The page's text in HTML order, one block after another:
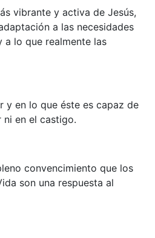
vibrante y activa de Jesús,
a las necesidades
a lo que realmente las
y en lo que éste es capaz de
ni en el castigo.
convencimiento que los
son una respuesta al